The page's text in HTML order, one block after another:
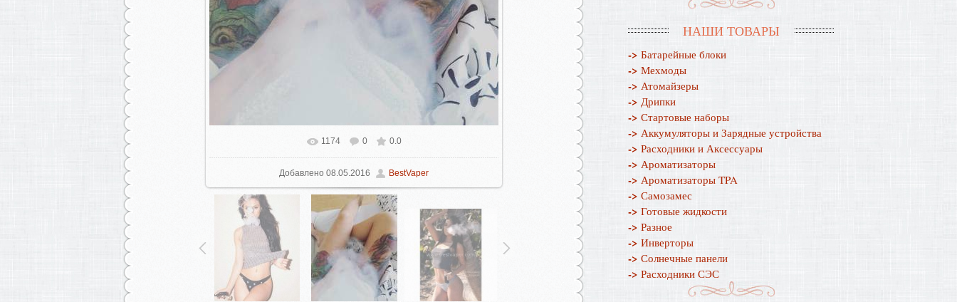
В реальном размере 780x960
1174 0 0.0
Добавлено 08.05.2016 BestVaper
НАШИ ТОВАРЫ
-> Батарейные блоки
-> Мехмоды
-> Атомайзеры
-> Дрипки
-> Стартовые наборы
-> Аккумуляторы и Зарядные устройства
-> Расходники и Аксессуары
-> Ароматизаторы
-> Ароматизаторы TPA
-> Самозамес
-> Готовые жидкости
-> Разное
-> Инверторы
-> Солнечные панели
-> Расходники СЭС